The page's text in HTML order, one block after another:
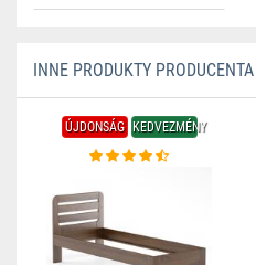
INNE PRODUKTY
ÚJDONSÁG KEDVEZMÉNY